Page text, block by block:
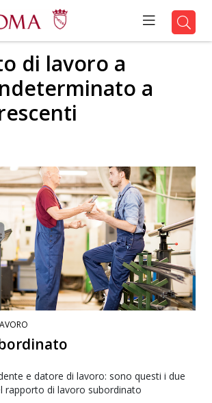
di lavoro a
a
e datore di lavoro: sono questi i due
rapporto di lavoro subordinato